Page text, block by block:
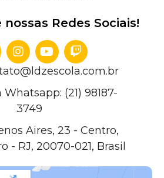
Redes Sociais!
(21) 98187-
3749
Aires, 23 - Centro,
- RJ, 20070-021, Brasil